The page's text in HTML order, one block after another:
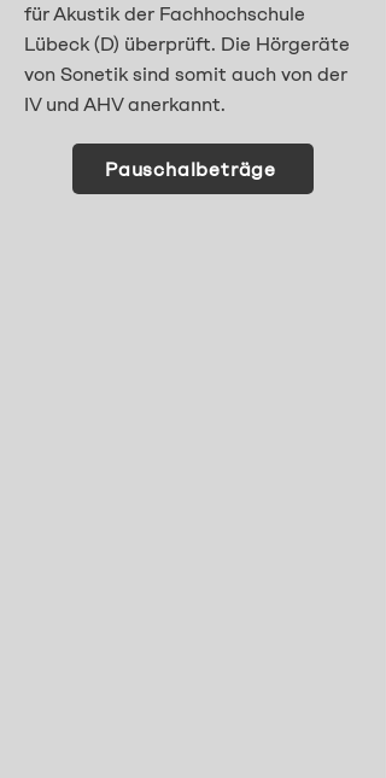
für Akustik der Fachhochschule
Lübeck (D) überprüft. Die Hörgeräte
von Sonetik sind somit auch von der
IV und AHV anerkannt.
Pauschalbeträge